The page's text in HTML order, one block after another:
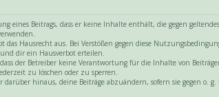
eines Beitrags, dass er keine Inhalte enthält, die gegen
das Hausrecht aus. Bei Verstößen gegen diese
dir ein Hausverbot erteilen.
der Betreiber keine Verantwortung für die Inhalte von
zu löschen oder zu sperren.
darüber hinaus, deine Beiträge abzuändern, sofern sie gegen o.